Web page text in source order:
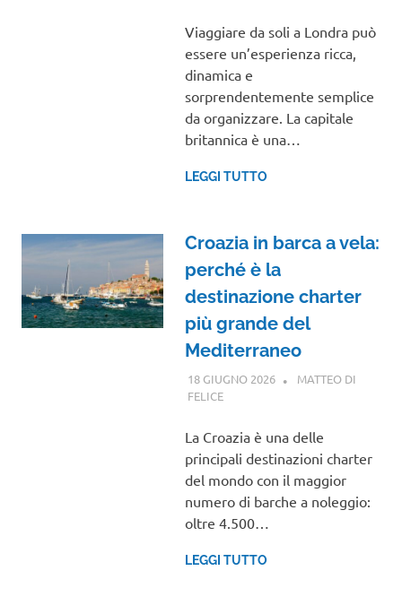
Viaggiare da soli a Londra può
essere un’esperienza ricca,
dinamica e
sorprendentemente semplice
da organizzare. La capitale
britannica è una…
LEGGI TUTTO
Croazia in barca a vela:
perché è la
destinazione charter
più grande del
Mediterraneo
18 GIUGNO 2026
MATTEO DI
FELICEEUROPA
La Croazia è una delle
principali destinazioni charter
del mondo con il maggior
numero di barche a noleggio:
oltre 4.500…
LEGGI TUTTO